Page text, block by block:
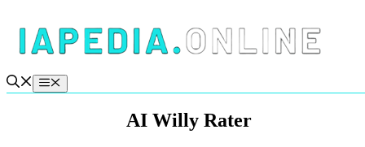
contenido
Menú
AI Willy Rater